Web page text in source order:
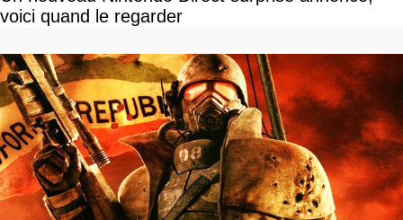
voici quand le regarder